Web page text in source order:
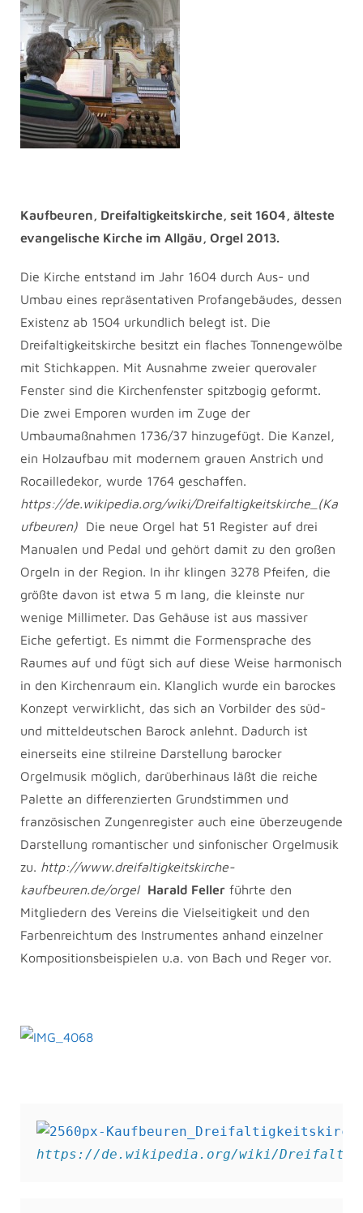
Kaufbeuren, Dreifaltigkeitskirche, seit 1604, älteste
evangelische Kirche im Allgäu, Orgel 2013.
Die Kirche entstand im Jahr 1604 durch Aus- und
Umbau eines repräsentativen Profangebäudes, dessen
Existenz ab 1504 urkundlich belegt ist. Die
Dreifaltigkeitskirche besitzt ein flaches Tonnengewölbe
mit Stichkappen. Mit Ausnahme zweier querovaler
Fenster sind die Kirchenfenster spitzbogig geformt.
Die zwei Emporen wurden im Zuge der
Umbaumaßnahmen 1736/37 hinzugefügt. Die Kanzel,
ein Holzaufbau mit modernem grauen Anstrich und
Rocailledekor, wurde 1764 geschaffen.
https://de.wikipedia.org/wiki/Dreifaltigkeitskirche_(Ka
ufbeuren) Die neue Orgel hat 51 Register auf drei
Manualen und Pedal und gehört damit zu den großen
Orgeln in der Region. In ihr klingen 3278 Pfeifen, die
größte davon ist etwa 5 m lang, die kleinste nur
wenige Millimeter. Das Gehäuse ist aus massiver
Eiche gefertigt. Es nimmt die Formensprache des
Raumes auf und fügt sich auf diese Weise harmonisch
in den Kirchenraum ein. Klanglich wurde ein barockes
Konzept verwirklicht, das sich an Vorbilder des süd-
und mitteldeutschen Barock anlehnt. Dadurch ist
einerseits eine stilreine Darstellung barocker
Orgelmusik möglich, darüberhinaus läßt die reiche
Palette an differenzierten Grundstimmen und
französischen Zungenregister auch eine überzeugende
Darstellung romantischer und sinfonischer Orgelmusik
zu. http://www.dreifaltigkeitskirche-
kaufbeuren.de/orgel
Harald Feller führte den
Mitgliedern des Vereins die Vielseitigkeit und den
Farbenreichtum des Instrumentes anhand einzelner
Kompositionsbeispielen u.a. von Bach und Reger vor.
https://de.wikipedia.org/wiki/